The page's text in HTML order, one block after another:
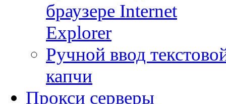
браузере Internet
Explorer
Ручной ввод
капчи
Прокси серверы